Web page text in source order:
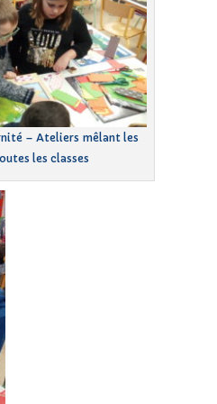
– Ateliers mêlant les
les classes